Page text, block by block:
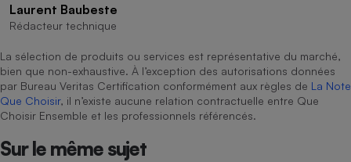
Laurent Baubeste
Rédacteur technique
La sélection de produits ou services est représentative du marché,
bien que non-exhaustive. À l’exception des autorisations données
par Bureau Veritas Certification conformément aux règles de La Note
Que Choisir, il n’existe aucune relation contractuelle entre Que
Choisir Ensemble et les professionnels référencés.
Sur le même sujet